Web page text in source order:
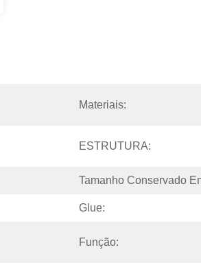
Materiais:
ESTRUTURA:
Tamanho Conservado
Glue:
Função: